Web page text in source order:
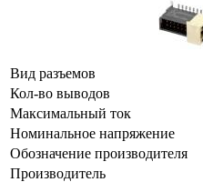
Вид разъемов
Кол-во выводов
Максимальный ток
Номинальное напряжение
Обозначение производителя
Производитель